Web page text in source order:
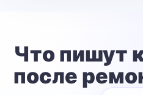
Что пишут
после